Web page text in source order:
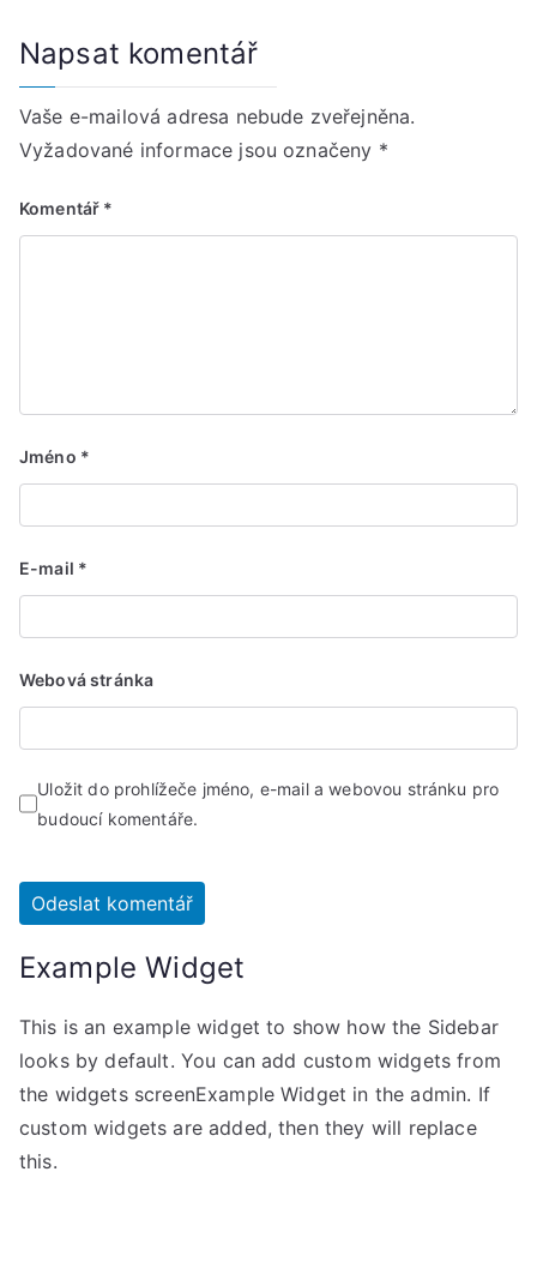
Napsat komentář
Vaše e-mailová adresa nebude zveřejněna.
Vyžadované informace jsou označeny *
Komentář *
Jméno *
E-mail *
Webová stránka
Uložit do prohlížeče jméno, e-mail a webovou stránku pro
budoucí komentáře.
Example Widget
This is an example widget to show how the Sidebar
looks by default. You can add custom widgets from
the widgets screenExample Widget in the admin. If
custom widgets are added, then they will replace
this.